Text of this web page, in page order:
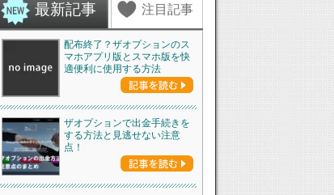
最新記事 注目記事
配布終了？ザオプションのス
マホアプリ版とスマホ版を快
適便利に使用する方法
ザオプションで出金手続きを
する方法と見逃せない注意
点！